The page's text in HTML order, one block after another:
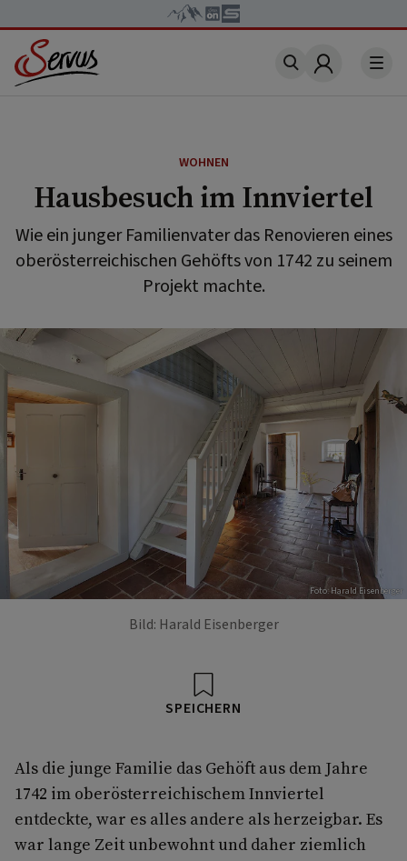
Account
WOHNEN
Hausbesuch im Innviertel
Wie ein junger Familienvater das Renovieren eines
oberösterreichischen Gehöfts von 1742 zu seinem
Projekt machte.
Foto: Harald Eisenberger
Bild: Harald Eisenberger
SPEICHERN
Als die junge Familie das Gehöft aus dem Jahre
1742 im oberösterreichischem Innviertel
entdeckte, war es alles andere als herzeigbar. Es
war lange Zeit unbewohnt und daher ziemlich